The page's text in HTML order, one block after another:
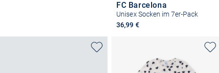
FC Barcelona
Unisex Socken im 7er-Pack
36,99 €